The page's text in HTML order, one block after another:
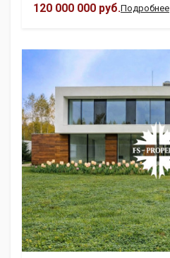
120 000 000 руб.Подробнее